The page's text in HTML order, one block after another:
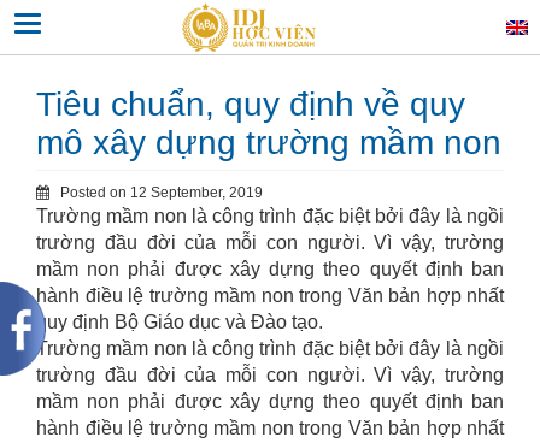
Skip
content
Toggle navigation
Tiêu chuẩn, quy định về quy
mô xây dựng trường mầm non
Posted on 12 September, 2019
Trường mầm non là công trình đặc biệt bởi đây là ngồi
trường đầu đời của mỗi con người. Vì vậy, trường
mầm non phải được xây dựng theo quyết định ban
hành điều lệ trường mầm non trong Văn bản hợp nhất
quy định Bộ Giáo dục và Đào tạo.
Trường mầm non là công trình đặc biệt bởi đây là ngồi
trường đầu đời của mỗi con người. Vì vậy, trường
mầm non phải được xây dựng theo quyết định ban
hành điều lệ trường mầm non trong Văn bản hợp nhất